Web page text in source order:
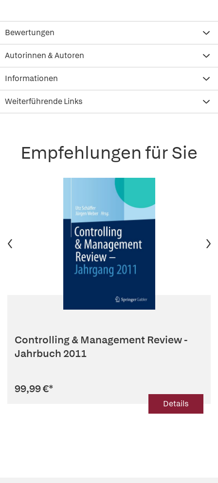
Bewertungen
Autorinnen & Autoren
Informationen
Weiterführende Links
Empfehlungen für Sie
Controlling & Management Review -
Jahrbuch 2011
99,99 €*
Details